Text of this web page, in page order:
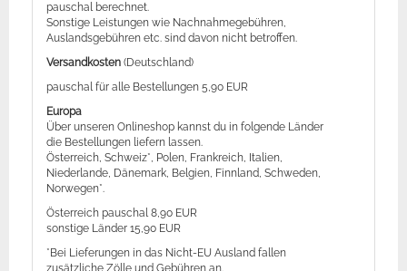
pauschal berechnet.
Sonstige Leistungen wie Nachnahmegebühren,
Auslandsgebühren etc. sind davon nicht betroffen.
Versandkosten (Deutschland)
pauschal für alle Bestellungen 5,90 EUR
Europa
Über unseren Onlineshop kannst du in folgende Länder
die Bestellungen liefern lassen.
Österreich, Schweiz*, Polen, Frankreich, Italien,
Niederlande, Dänemark, Belgien, Finnland, Schweden,
Norwegen*.
Österreich pauschal 8,90 EUR
sonstige Länder 15,90 EUR
*Bei Lieferungen in das Nicht-EU Ausland fallen
zusätzliche Zölle und Gebühren an.